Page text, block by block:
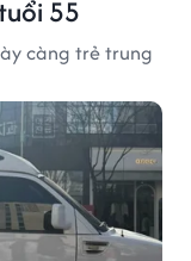
55
càng trẻ trung